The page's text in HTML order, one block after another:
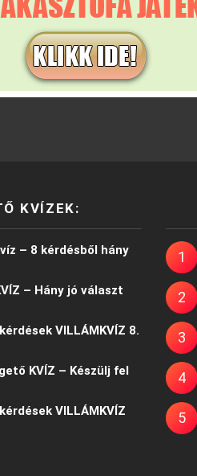
KVÍZEK:
– 8 kérdésből hány
– Hány jó választ
VILLÁMKVÍZ 8.
KVÍZ – Készülj fel
VILLÁMKVÍZ